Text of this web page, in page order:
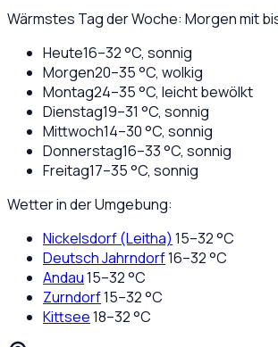
Wärmstes Tag der Woche: Morgen mit
Heute16–32°C, sonnig
Morgen20–35°C, wolkig
Montag24–35°C, leicht bewölkt
Dienstag19–31 °C, sonnig
Mittwoch14–30°C, sonnig
Donnerstag16–33°C, sonnig
Freitag17–35°C, sonnig
Wetter in der Umgebung:
Nickelsdorf (Leitha) 15–32°C
Deutsch Jahrndorf16–32°C
Andau15–32°C
Zurndorf15–32°C
Kittsee18–32°C